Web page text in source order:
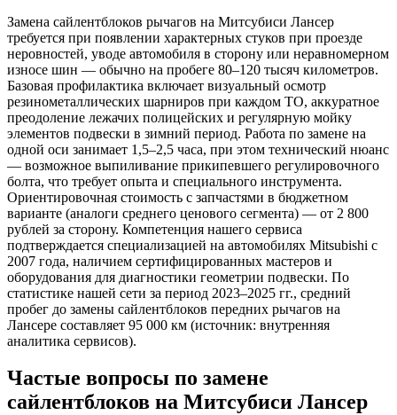
Замена сайлентблоков рычагов на Митсубиси Лансер
требуется при появлении характерных стуков при проезде
неровностей, уводе автомобиля в сторону или неравномерном
износе шин — обычно на пробеге 80–120 тысяч километров.
Базовая профилактика включает визуальный осмотр
резинометаллических шарниров при каждом ТО, аккуратное
преодоление лежачих полицейских и регулярную мойку
элементов подвески в зимний период. Работа по замене на
одной оси занимает 1,5–2,5 часа, при этом технический нюанс
— возможное выпиливание прикипевшего регулировочного
болта, что требует опыта и специального инструмента.
Ориентировочная стоимость с запчастями в бюджетном
варианте (аналоги среднего ценового сегмента) — от 2 800
рублей за сторону. Компетенция нашего сервиса
подтверждается специализацией на автомобилях Mitsubishi с
2007 года, наличием сертифицированных мастеров и
оборудования для диагностики геометрии подвески. По
статистике нашей сети за период 2023–2025 гг., средний
пробег до замены сайлентблоков передних рычагов на
Лансере составляет 95 000 км (источник: внутренняя
аналитика сервисов).
Частые вопросы по замене
сайлентблоков на Митсубиси Лансер